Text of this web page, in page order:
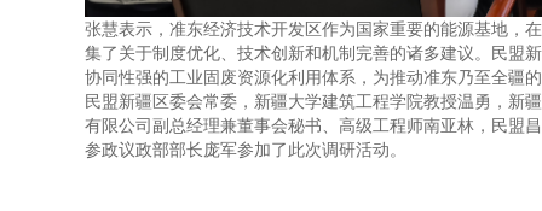
张慧表示，准东经济技术开发区作为国家重要的能源基地，
集了关于制度优化、技术创新和机制完善的诸多建议。民盟
协同性强的工业固废资源化利用体系，为推动准东乃至全疆
民盟新疆区委会常委，新疆大学建筑工程学院教授温勇，新
有限公司副总经理兼董事会秘书、高级工程师南亚林，民盟
参政议政部部长庞军参加了此次调研活动。